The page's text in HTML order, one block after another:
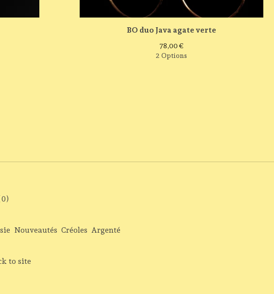
BO duo Java agate verte
78,00€
2 Options
0)
Nouveautés Créoles Argenté
to site